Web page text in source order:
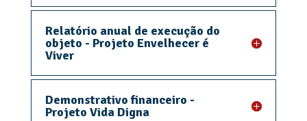
Relatório anual de execução do
objeto - Projeto Envelhecer é
Viver
Demonstrativo financeiro -
Projeto Vida Digna